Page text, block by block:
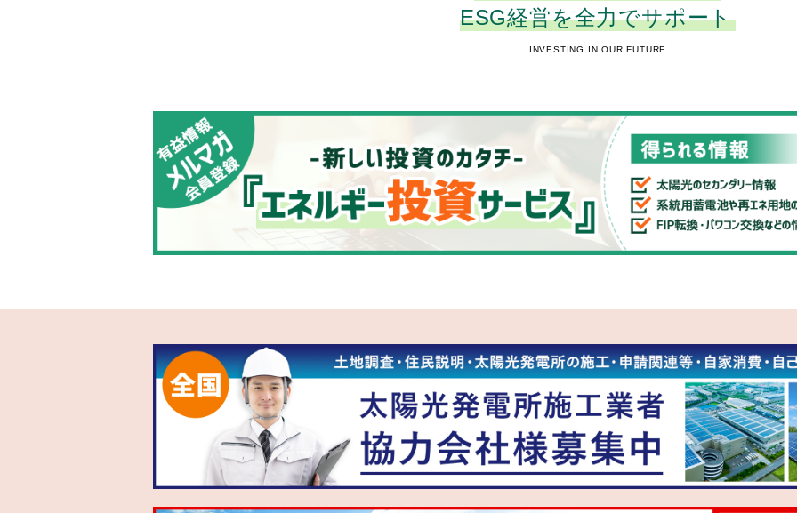
ESG経営を全力でサポート
INVESTING IN OUR FUTURE